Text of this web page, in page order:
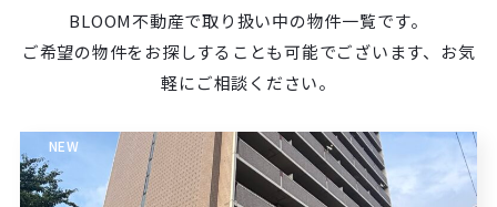
BLOOM不動産で取り扱い中の物件一覧です。
ご希望の物件をお探しすることも可能でございます、お気
軽にご相談ください。
NEW